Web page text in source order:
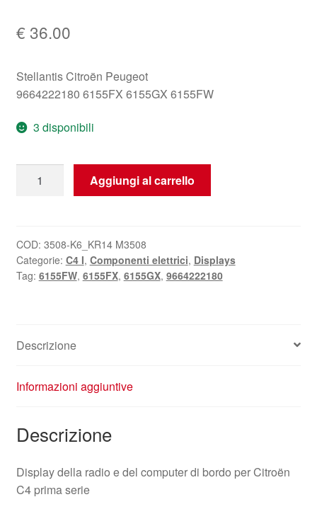
€ 36.00
Stellantis Citroën Peugeot
9664222180 6155FX 6155GX 6155FW
3 disponibili
Citroën
6155FX
quantità
Aggiungi al carrello
COD: 3508-K6_KR14 M3508
Categorie: C4 I, Componenti elettrici, Displays
Tag: 6155FW, 6155FX, 6155GX, 9664222180
Descrizione
Informazioni aggiuntive
Descrizione
Display della radio e del computer di bordo per Citroën
C4 prima serie